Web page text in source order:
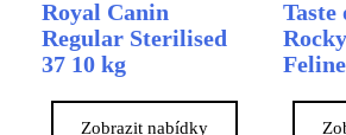
Royal Canin
Regular Sterilised
37 10 kg
Zobrazit nabídky